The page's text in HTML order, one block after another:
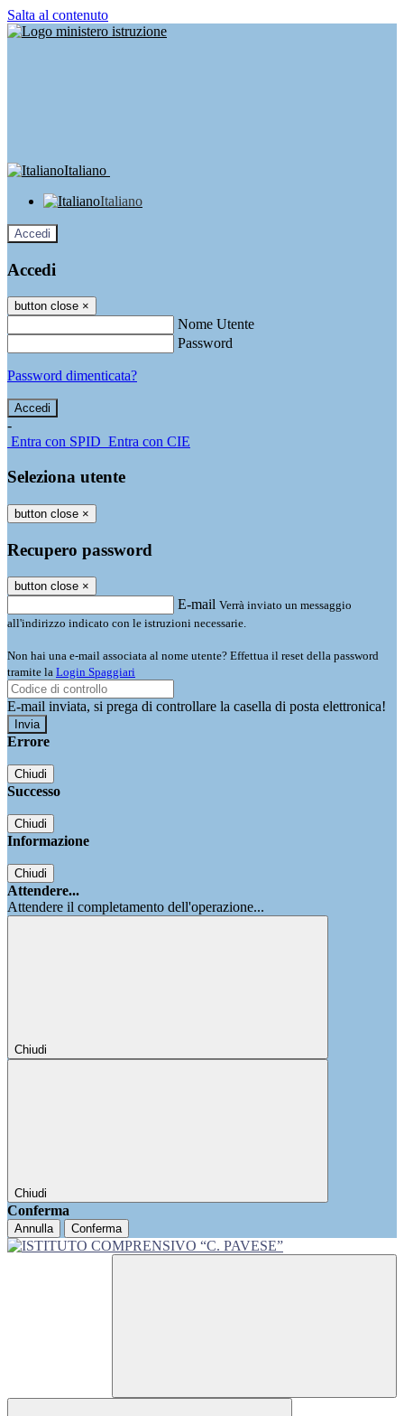
Salta al contenuto
Italiano
Italiano
Accedi
Accedi
button close ×
Nome Utente
Password
Password dimenticata?
-
Entra con SPID Entra con CIE
Seleziona utente
button close ×
Recupero password
button close ×
E-mail Verrà inviato un messaggio
all'indirizzo indicato con le istruzioni necessarie.
Non hai una e-mail associata al nome utente? Effettua il reset della password
tramite la Login Spaggiari
E-mail inviata, si prega di controllare la casella di posta elettronica!
Errore
Chiudi
Successo
Chiudi
Informazione
Chiudi
Attendere...
Attendere il completamento dell'operazione...
Chiudi
Chiudi
Conferma
Annulla Conferma